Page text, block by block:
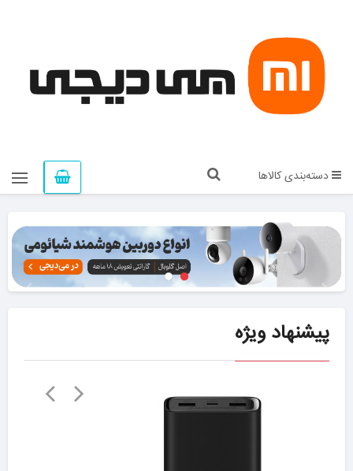
دسته‌بندی کالاها
پیشنهاد ویژه